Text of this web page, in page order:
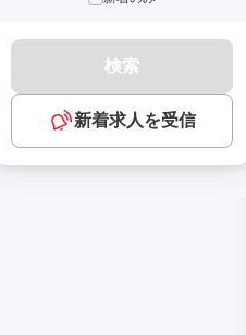
検索
新着求人を受信